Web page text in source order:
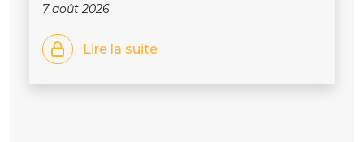
7 août 2026
Lire la suite